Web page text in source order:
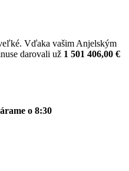
Vďaka vašim Anjelským
darovali už 1 501 406,00 €
o 8:30